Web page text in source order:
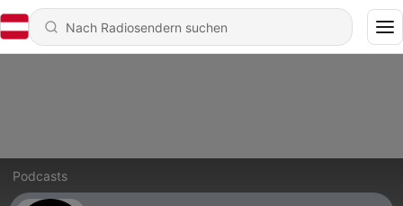
Podcasts